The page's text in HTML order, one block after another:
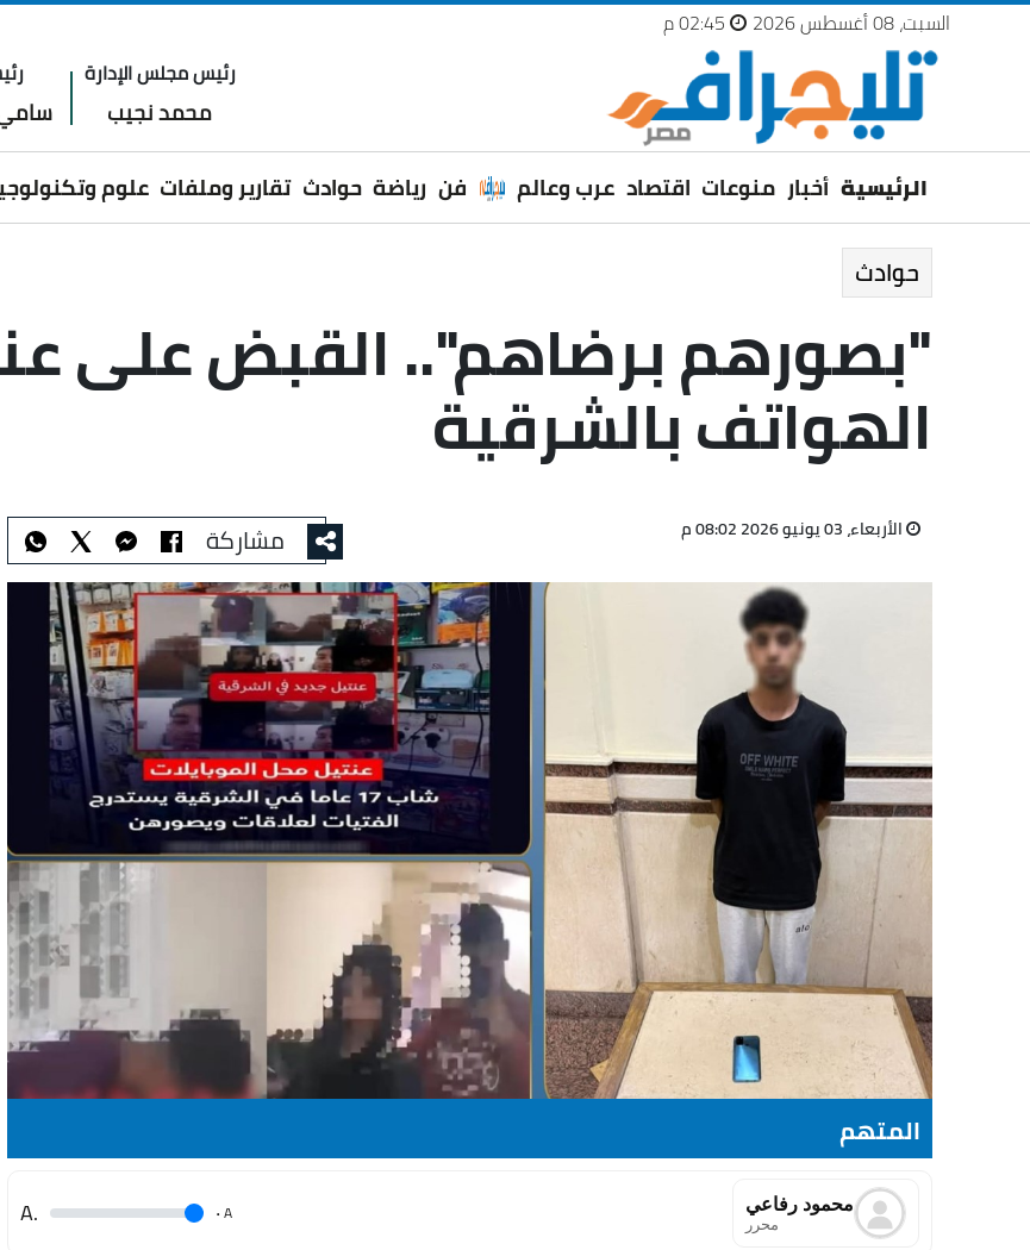
السبت، 08 أغسطس 2026
رئيس مجلس الإدارة
محمد نجيب
الرئيسية أخبار منوعات اقتصاد عرب وعالم فن رياضة حوادث تقارير وملفات علوم
حوادث
"بصورهم برضاهم".. القبض على
الهواتف بالشرقية
الأربعاء، 03 يونيو 2026 08:02 م مشاركة
المتهم
محمود رفاعي
محرر A
.
.A